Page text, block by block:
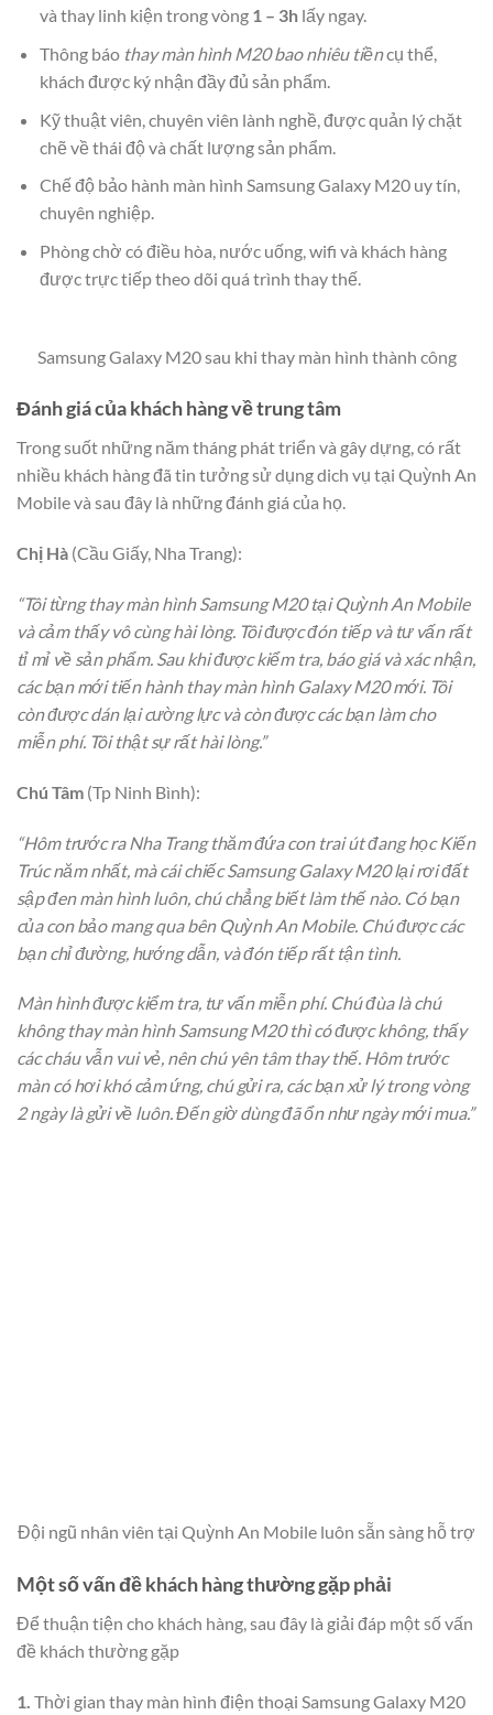
và thay linh kiện trong vòng 1 – 3hlấy ngay.
Thông báo thay màn hình M20 bao nhiêu tiềncụ thể,
khách được ký nhận đầy đủ sản phẩm.
Kỹ thuật viên, chuyên viên lành nghề, được quản lý chặt
chẽ về thái độ và chất lượng sản phẩm.
Chế độ bảo hành màn hình Samsung Galaxy M20 uy tín,
chuyên nghiệp.
Phòng chờ có điều hòa, nước uống, wifi và khách hàng
được trực tiếp theo dõi quá trình thay thế.
Samsung Galaxy M20 sau khi thay màn hình thành công
Đánh giá của khách hàng về trung tâm
Trong suốt những năm tháng phát triển và gây dựng, có rất
nhiều khách hàng đã tin tưởng sử dụng dich vụ tại Quỳnh An
Mobile và sau đây là những đánh giá của họ.
Chị Hà (Cầu Giấy, Nha Trang):
“Tôi từng thay màn hình Samsung M20 tại Quỳnh An Mobile
và cảm thấy vô cùng hài lòng. Tôi được đón tiếp và tư vấn rất
tỉ mỉ về sản phẩm. Sau khi được kiểm tra, báo giá và xác nhận,
các bạn mới tiến hành thay màn hình Galaxy M20 mới. Tôi
còn được dán lại cường lực và còn được các bạn làm cho
miễn phí. Tôi thật sự rất hài lòng.”
Chú Tâm (Tp Ninh Bình):
“Hôm trước ra Nha Trang thăm đứa con trai út đang học Kiến
Trúc năm nhất, mà cái chiếc Samsung Galaxy M20 lại rơi đất
sập đen màn hình luôn, chú chẳng biết làm thế nào. Có bạn
của con bảo mang qua bên Quỳnh An Mobile. Chú được các
bạn chỉ đường, hướng dẫn, và đón tiếp rất tận tình.
Màn hình được kiểm tra, tư vấn miễn phí. Chú đùa là chú
không thay màn hình Samsung M20 thì có được không, thấy
các cháu vẫn vui vẻ, nên chú yên tâm thay thế. Hôm trước
màn có hơi khó cảm ứng, chú gửi ra, các bạn xử lý trong vòng
2 ngày là gửi về luôn. Đến giờ dùng đã ổn như ngày mới mua.”
Đội ngũ nhân viên tại Quỳnh An Mobile luôn sẵn sàng hỗ trợ
Một số vấn đề khách hàng thường gặp phải
Để thuận tiện cho khách hàng, sau đây là giải đáp một số vấn
đề khách thường gặp
1. Thời gian thay màn hình điện thoại Samsung Galaxy M20